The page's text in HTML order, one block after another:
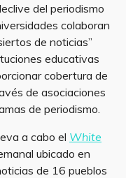
del periodismo
colaboran
de noticias”
educativas
cobertura de
de asociaciones
de periodismo.
a cabo el White
ubicado en
de 16 pueblos